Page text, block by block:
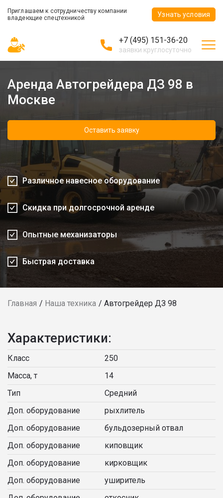
Приглашаем к сотрудничеству компании
владеющие спецтехникой
Узнать условия
+7 (495) 151-36-20
заявки круглосуточно
Аренда Автогрейдера ДЗ 98 в
Москве
Оставить заявку
Различное навесное оборудование
Скидка при долгосрочной аренде
Опытные механизаторы
Быстрая доставка
Главная Наша техника Автогрейдер ДЗ 98
Характеристики:
Класс
250
Масса, т
14
Тип
Средний
Доп. оборудование
рыхлитель
Доп. оборудование
бульдозерный отвал
Доп. оборудование
киповщик
Доп. оборудование
кирковщик
Доп. оборудование
уширитель